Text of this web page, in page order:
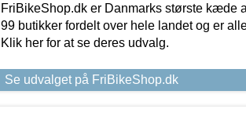
FriBikeShop.dk er Danmarks største kæde
99 butikker fordelt over hele landet og er
Klik her for at se deres udvalg.
Se udvalget på FriBikeShop.dk